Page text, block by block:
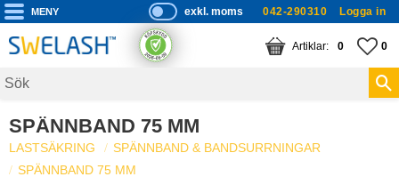
Meny
P
ri
s
s
a
exkl. moms 042-290310 Logga in
0
KUNDVAGN
ANTAL 0
SPÄNNBAND 75 MM
LASTSÄKRING
SPÄNNBAND & BANDSURRNINGAR
SPÄNNBAND 75 MM